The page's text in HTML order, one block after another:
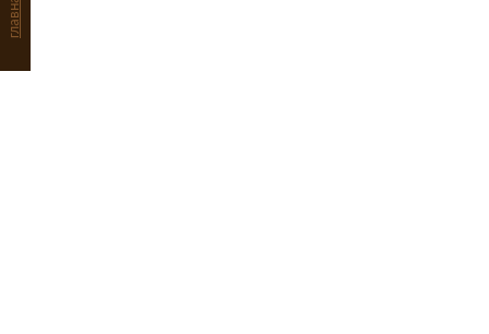
главная